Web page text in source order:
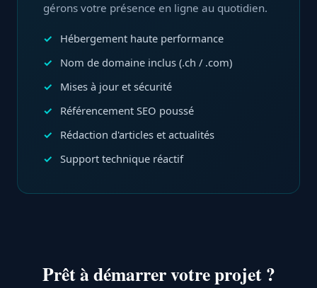
gérons votre présence en ligne au quotidien.
Hébergement haute performance
Nom de domaine inclus (.ch / .com)
Mises à jour et sécurité
Référencement SEO poussé
Rédaction d'articles et actualités
Support technique réactif
Prêt à démarrer votre projet ?